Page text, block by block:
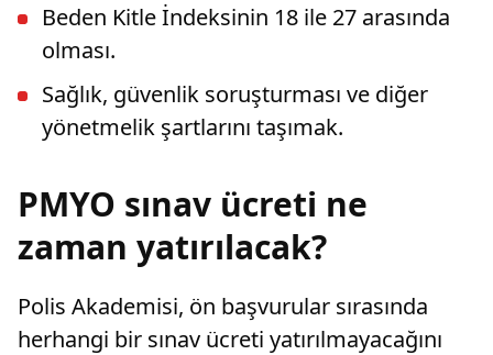
Beden Kitle İndeksinin 18 ile 27 arasında
olması.
Sağlık, güvenlik soruşturması ve diğer
yönetmelik şartlarını taşımak.
PMYO sınav ücreti ne
zaman yatırılacak?
Polis Akademisi, ön başvurular sırasında
herhangi bir sınav ücreti yatırılmayacağını